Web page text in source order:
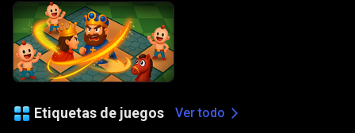
Etiquetas de juegos Ver todo